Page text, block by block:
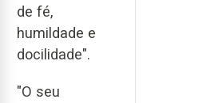
de fé,
humildade e
docilidade".
"O seu